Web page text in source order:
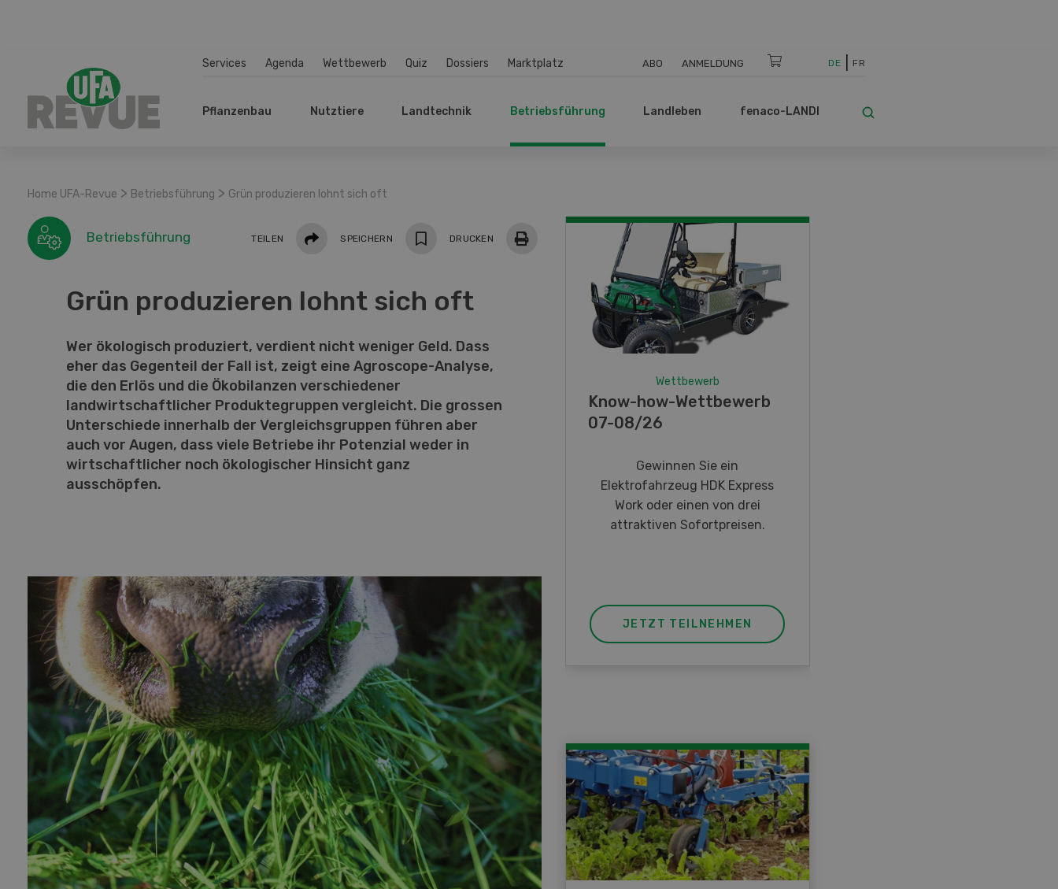
Services Agenda Wettbewerb Quiz Dossiers Marktplatz ABO ANMELDUNG DE FR
Pflanzenbau Nutztiere Landtechnik Betriebsführung Landleben fenaco-LANDI
Home UFA-Revue > Betriebsführung > Grün produzieren lohnt sich oft
Betriebsführung TEILEN Teilen SPEICHERN DRUCKEN
Grün produzieren lohnt sich oft
Wer ökologisch produziert, verdient nicht weniger Geld. Dass
eher das Gegenteil der Fall ist, zeigt eine Agroscope-Analyse,
die den Erlös und die Ökobilanzen verschiedener
landwirtschaftlicher Produktegruppen vergleicht. Die grossen
Unterschiede innerhalb der Vergleichsgruppen führen aber
auch vor Augen, dass viele Betriebe ihr Potenzial weder in
wirtschaftlicher noch ökologischer Hinsicht ganz
ausschöpfen.
Wettbewerb
Know-how-Wettbewerb
07-08/26
Gewinnen Sie ein
Elektrofahrzeug HDK Express
Work oder einen von drei
attraktiven Sofortpreisen.
JETZT TEILNEHMEN